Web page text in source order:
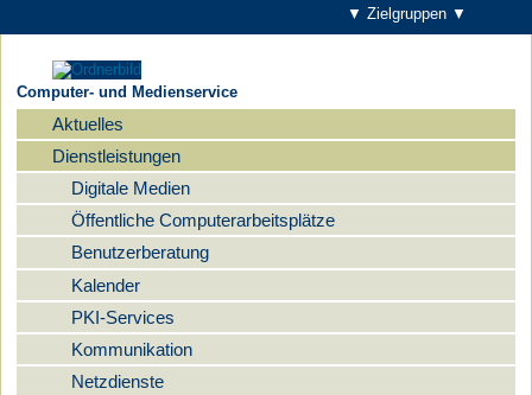
▼ Zielgruppen ▼
Computer- und Medienservice
Navigation
Aktuelles
Dienstleistungen
Digitale Medien
Öffentliche Computerarbeitsplätze
Benutzerberatung
Kalender
PKI-Services
Kommunikation
Netzdienste